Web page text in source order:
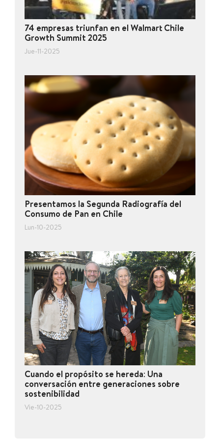
74 empresas triunfan en el Walmart Chile
Growth Summit 2025
Jue-11-2025
Presentamos la Segunda Radiografía del
Consumo de Pan en Chile
Lun-10-2025
Cuando el propósito se hereda: Una
conversación entre generaciones sobre
sostenibilidad
Vie-10-2025